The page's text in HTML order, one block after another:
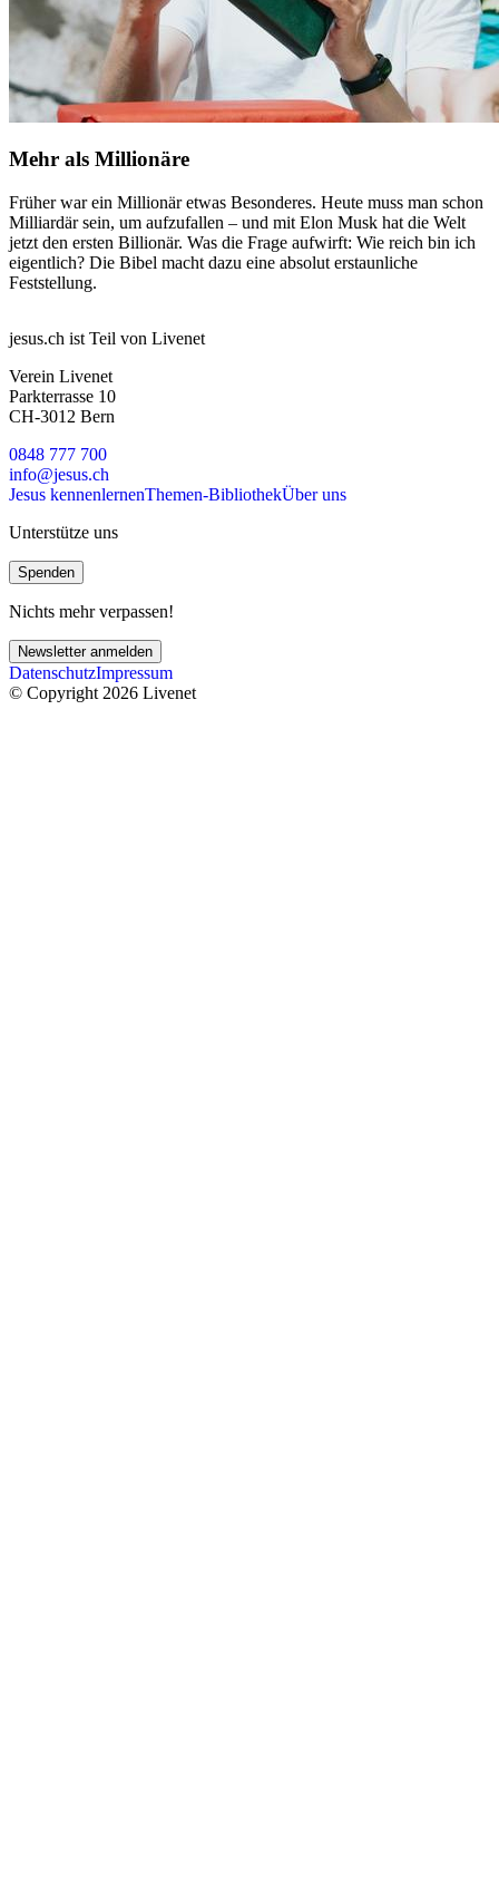
Mehr als Millionäre
Früher war ein Millionär etwas Besonderes. Heute muss man schon
Milliardär sein, um aufzufallen – und mit Elon Musk hat die Welt
jetzt den ersten Billionär. Was die Frage aufwirft: Wie reich bin ich
eigentlich? Die Bibel macht dazu eine absolut erstaunliche
Feststellung.
jesus.ch ist Teil von Livenet
Verein Livenet
Parkterrasse 10
CH-3012 Bern
0848 777 700
info@jesus.ch
Jesus kennenlernenThemen-BibliothekÜber uns
Unterstütze uns
Spenden
Nichts mehr verpassen!
Newsletter anmelden
DatenschutzImpressum
© Copyright 2026 Livenet